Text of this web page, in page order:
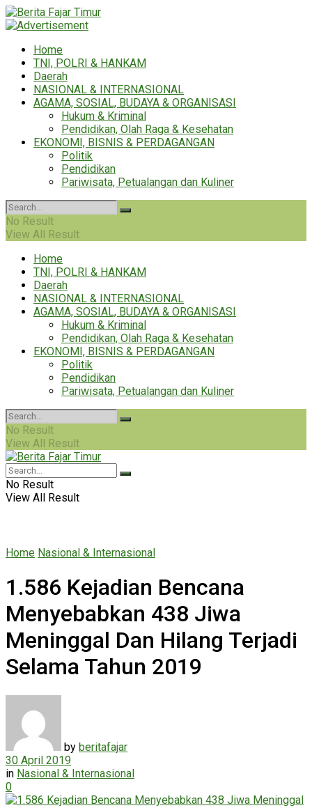
Home
TNI, POLRI & HANKAM
Daerah
NASIONAL & INTERNASIONAL
AGAMA, SOSIAL, BUDAYA & ORGANISASI
Hukum & Kriminal
Pendidikan, Olah Raga & Kesehatan
EKONOMI, BISNIS & PERDAGANGAN
Politik
Pendidikan
Pariwisata, Petualangan dan Kuliner
No Result
View All Result
Home
TNI, POLRI & HANKAM
Daerah
NASIONAL & INTERNASIONAL
AGAMA, SOSIAL, BUDAYA & ORGANISASI
Hukum & Kriminal
Pendidikan, Olah Raga & Kesehatan
EKONOMI, BISNIS & PERDAGANGAN
Politik
Pendidikan
Pariwisata, Petualangan dan Kuliner
No Result
View All Result
No Result
View All Result
Home Nasional & Internasional
1.586 Kejadian Bencana
Menyebabkan 438 Jiwa
Meninggal Dan Hilang Terjadi
Selama Tahun 2019
by beritafajar
30 April 2019
in Nasional & Internasional
0